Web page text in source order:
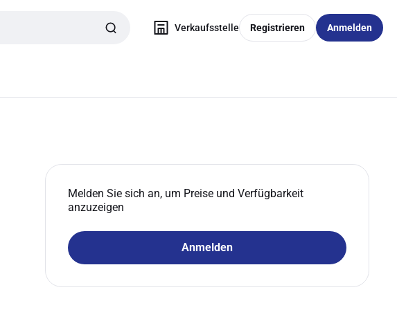
Verkaufsstelle Registrieren Anmelden
Melden Sie sich an, um Preise und Verfügbarkeit
anzuzeigen
Anmelden